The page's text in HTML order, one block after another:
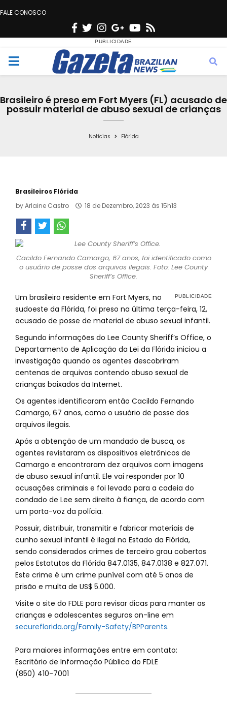
FALE CONOSCO
F
c
e
o
T
w
i
t
e
n
s
t
g
r
a
G
o
o
g
e
Y
u
t
b
s
M
n
Brasileiro é preso em Fort Myers (FL) acusado de
possuir material de abuso sexual de crianças
Notícias Flórida
Brasileiros Flórida
byArlaine Castro 18 de Dezembro, 2023 às 15h13
Cacildo Fernando Camargo, 67 anos, foi identificado como
o usuário de posse dos arquivos ilegais. Foto: Lee County
Sheriff’s Office.
Um brasileiro residente em Fort Myers, no
sudoeste da Flórida, foi preso na última terça-feira, 12,
acusado de posse de material de abuso sexual infantil.
Segundo informações do Lee County Sheriff’s Office, o
Departamento de Aplicação da Lei da Flórida iniciou a
investigação quando os agentes descobriram
centenas de arquivos contendo abuso sexual de
crianças baixados da Internet.
Os agentes identificaram então Cacildo Fernando
Camargo, 67 anos, como o usuário de posse dos
arquivos ilegais.
Após a obtenção de um mandado de busca, os
agentes revistaram os dispositivos eletrônicos de
Camargo e encontraram dez arquivos com imagens
de abuso sexual infantil. Ele vai responder por 10
acusações criminais e foi levado para a cadeia do
condado de Lee sem direito à fiança, de acordo com
um porta-voz da polícia.
Possuir, distribuir, transmitir e fabricar materiais de
cunho sexual infantil é ilegal no Estado da Flórida,
sendo considerados crimes de terceiro grau cobertos
pelos Estatutos da Flórida 847.0135, 847.0138 e 827.071.
Este crime é um crime punível com até 5 anos de
prisão e multa de US$ 5.000.
Visite o site do FDLE para revisar dicas para manter as
crianças e adolescentes seguros on-line em
secureflorida.org/Family-Safety/BPParents.
Para maiores informações entre em contato:
Escritório de Informação Pública do FDLE
(850) 410-7001